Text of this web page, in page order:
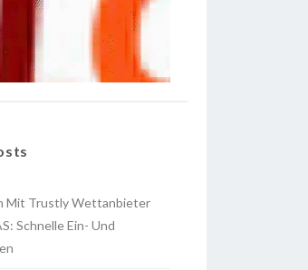
Mit Trustly Wettanbieter
Schnelle Ein- Und